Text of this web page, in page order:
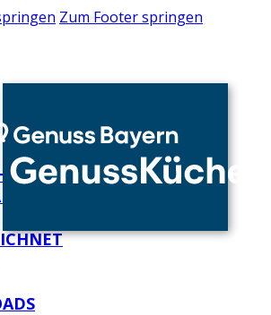
Zum Footer springen